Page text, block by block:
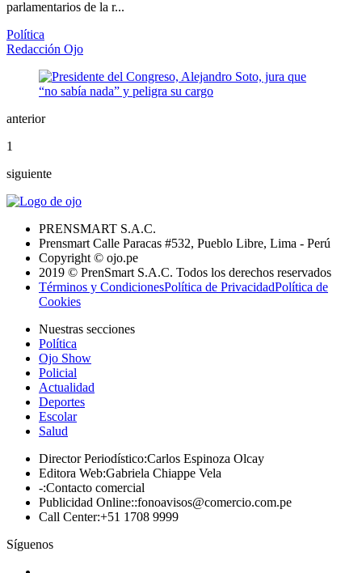
parlamentarios de la r...
Política
Redacción Ojo
anterior
1
siguiente
PRENSMART S.A.C.
Prensmart Calle Paracas #532, Pueblo Libre, Lima - Perú
Copyright © ojo.pe
2019 © PrenSmart S.A.C. Todos los derechos reservados
Términos y CondicionesPolítica de PrivacidadPolítica de
Cookies
Nuestras secciones
Política
Ojo Show
Policial
Actualidad
Deportes
Escolar
Salud
Director Periodístico:Carlos Espinoza Olcay
Editora Web:Gabriela Chiappe Vela
-:Contacto comercial
Publicidad Online::fonoavisos@comercio.com.pe
Call Center:+51 1708 9999
Síguenos